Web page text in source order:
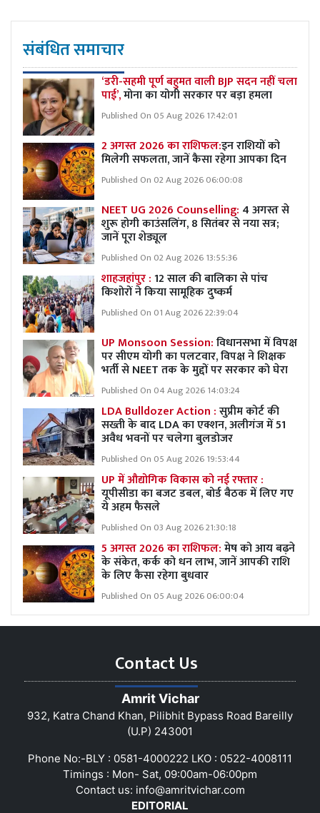
संबंधित समाचार
‘डरी-सहमी पूर्ण बहुमत वाली BJP सदन नहीं चला
पाई’,मोना का योगी सरकार पर बड़ा हमला
Published On 05 Aug 2026 17:42:01
2 अगस्त 2026 का राशिफल:इन राशियों को
मिलेगी सफलता, जानें कैसा रहेगा आपका दिन
Published On 02 Aug 2026 06:00:08
NEET UG 2026 Counselling: 4 अगस्त से
शुरू होगी काउंसलिंग, 8 सितंबर से नया सत्र;
जानें पूरा शेड्यूल
Published On 02 Aug 2026 13:55:36
शाहजहांपुर :12 साल की बालिका से पांच
किशोरों ने किया सामूहिक दुष्कर्म
Published On 01 Aug 2026 22:39:04
UP Monsoon Session:विधानसभा में विपक्ष
पर सीएम योगी का पलटवार, विपक्ष ने शिक्षक
भर्ती से NEET तक के मुद्दों पर सरकार को घेरा
Published On 04 Aug 2026 14:03:24
LDA Bulldozer Action :सुप्रीम कोर्ट की
सख्ती के बाद LDA का एक्शन, अलीगंज में 51
अवैध भवनों पर चलेगा बुलडोजर
Published On 05 Aug 2026 19:53:44
UP में औद्योगिक विकास को नई रफ्तार :
यूपीसीडा का बजट डबल, बोर्ड बैठक में लिए गए
ये अहम फैसले
Published On 03 Aug 2026 21:30:18
5 अगस्त 2026 का राशिफल:मेष को आय बढ़ने
के संकेत, कर्क को धन लाभ, जानें आपकी राशि
के लिए कैसा रहेगा बुधवार
Published On 05 Aug 2026 06:00:04
Contact Us
Amrit Vichar
932, Katra Chand Khan, Pilibhit Bypass Road Bareilly
(U.P) 243001
Phone No:-BLY : 0581-4000222 LKO : 0522-4008111
Timings : Mon- Sat, 09:00am-06:00pm
Contact us: info@amritvichar.com
EDITORIAL